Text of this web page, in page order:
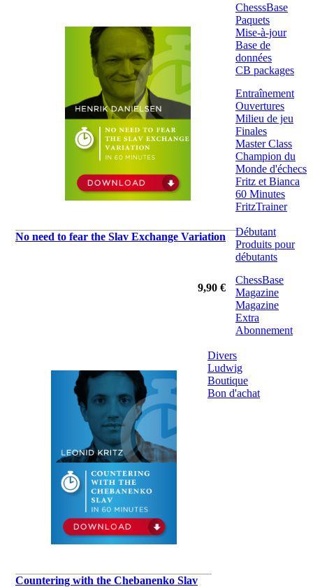
No need to fear the Slav Exchange Variation
9,90 €
Countering with the Chebanenko Slav
ChesssBase
Paquets
Mise-à-jour
Base de
données
CB packages
Entraînement
Ouvertures
Milieu de jeu
Finales
Master Class
Champion du
Monde d'échecs
Fritz et Bianca
60 Minutes
FritzTrainer
Débutant
Produits pour
débutants
ChessBase
Magazine
Magazine
Extra
Abonnement
Divers
Ludwig
Boutique
Bon d'achat